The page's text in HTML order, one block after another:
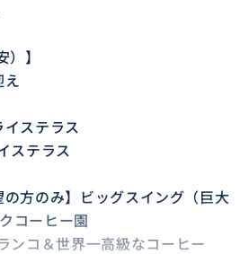
）】
ステラス
ステラス
の方のみ】ビッグスイング（巨大
コーヒー園
ンコ＆世界一高級なコーヒー